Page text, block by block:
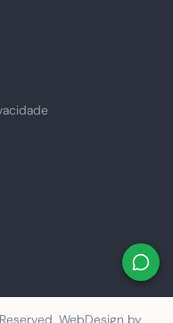
WebDesign by